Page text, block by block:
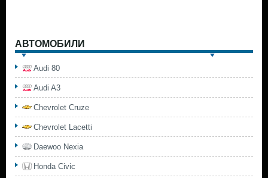
АВТОМОБИЛИ
Audi 80
Audi A3
Chevrolet Cruze
Chevrolet Lacetti
Daewoo Nexia
Honda Civic